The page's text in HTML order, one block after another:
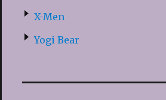
X-Men
Yogi Bear